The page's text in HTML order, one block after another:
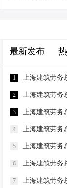
最新发布
1 上海建筑劳务总包办
2 上海建筑劳务总包财
3 上海建筑劳务总包核
4 上海建筑劳务总包
5 上海建筑劳务总
6 上海建筑劳务总包
7 上海建筑劳务总包新风尚